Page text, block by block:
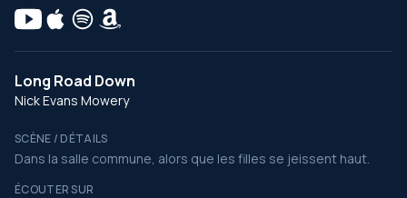
Long Road Down
Nick Evans Mowery
SCÈNE / DÉTAILS
Dans la salle commune, alors que les filles se jeissent haut.
ÉCOUTER SUR